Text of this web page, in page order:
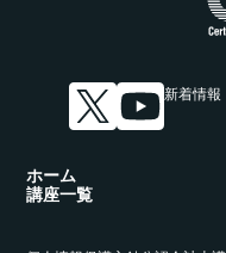
新着情報
ホーム
講座一覧